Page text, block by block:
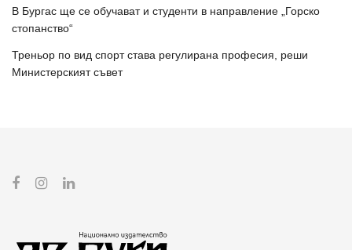
В Бургас ще се обучават и студенти в направление „Горско
стопанство“
Треньор по вид спорт става регулирана професия, реши
Министерският съвет